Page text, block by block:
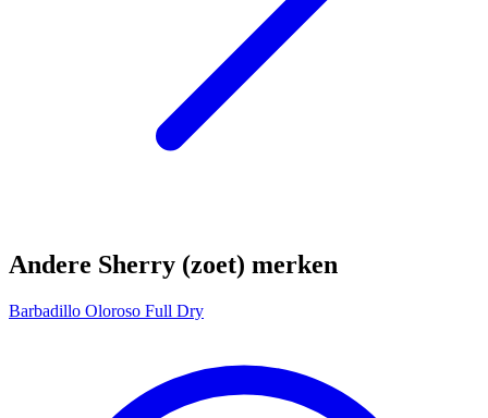
Andere Sherry (zoet) merken
Barbadillo Oloroso Full Dry